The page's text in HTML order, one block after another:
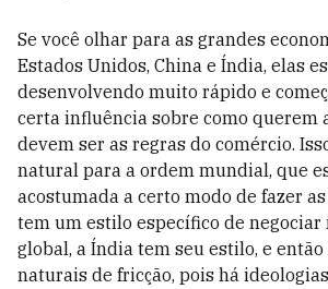
Se você olhar para as grandes
Estados Unidos, China e Índia, elas
desenvolvendo muito rápido e
certa influência sobre como querem
devem ser as regras do comércio.
natural para a ordem mundial, que
acostumada a certo modo de fazer
tem um estilo específico de negociar
global, a Índia tem seu estilo, e
naturais de fricção, pois há